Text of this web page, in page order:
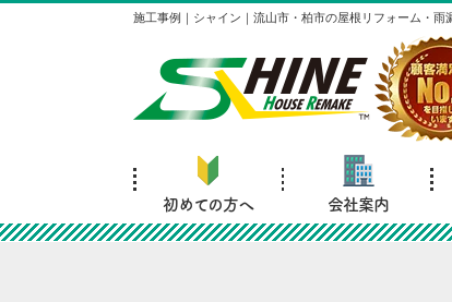
施工事例｜シャイン｜流山市・柏市の屋根リフォーム・雨
初めての方へ 会社案内